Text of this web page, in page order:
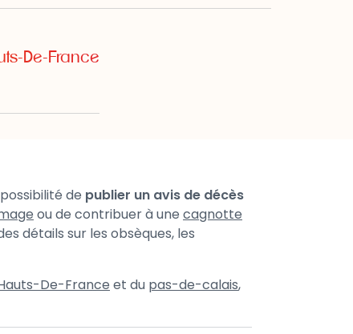
De-France
de publier un avis de décès
ou de contribuer à une cagnotte
détails sur les obsèques, les
De-France et du pas-de-calais,